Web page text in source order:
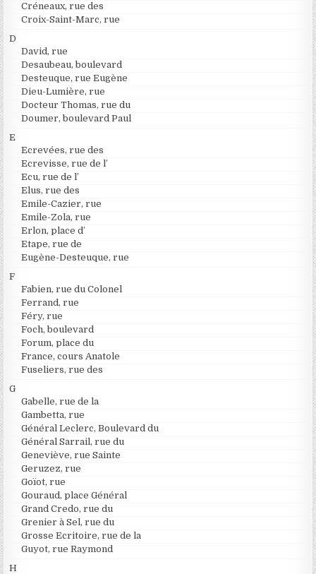
Créneaux, rue des
Croix-Saint-Marc, rue
D
David, rue
Desaubeau, boulevard
Desteuque, rue Eugène
Dieu-Lumière, rue
Docteur Thomas, rue du
Doumer, boulevard Paul
E
Ecrevées, rue des
Ecrevisse, rue de l’
Ecu, rue de l’
Elus, rue des
Emile-Cazier, rue
Emile-Zola, rue
Erlon, place d’
Etape, rue de
Eugène-Desteuque, rue
F
Fabien, rue du Colonel
Ferrand, rue
Féry, rue
Foch, boulevard
Forum, place du
France, cours Anatole
Fuseliers, rue des
G
Gabelle, rue de la
Gambetta, rue
Général Leclerc, Boulevard du
Général Sarrail, rue du
Geneviève, rue Sainte
Geruzez, rue
Goïot, rue
Gouraud, place Général
Grand Credo, rue du
Grenier à Sel, rue du
Grosse Ecritoire, rue de la
Guyot, rue Raymond
H